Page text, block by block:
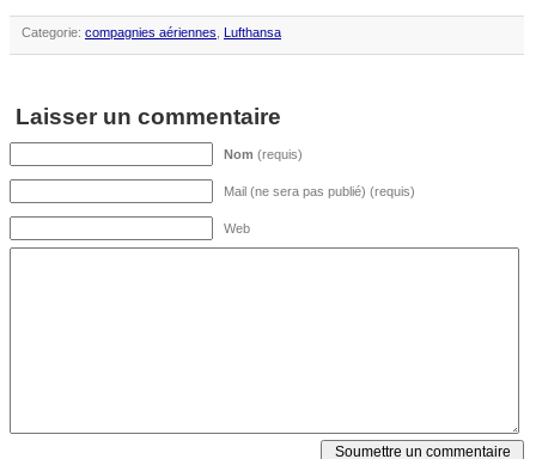
Categorie: compagnies aériennes Lufthansa
Laisser un commentaire
Nom (requis)
Mail (ne sera pas publié) (requis)
Web